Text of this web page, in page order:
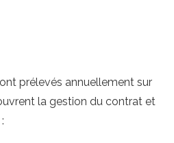
prélevés annuellement sur
la gestion du contrat et